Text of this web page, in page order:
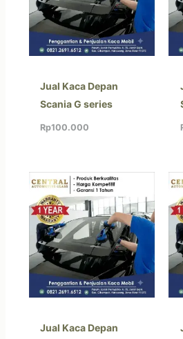
Jual Kaca Depan
Scania G series
Rp100.000
Jual Kaca Depan